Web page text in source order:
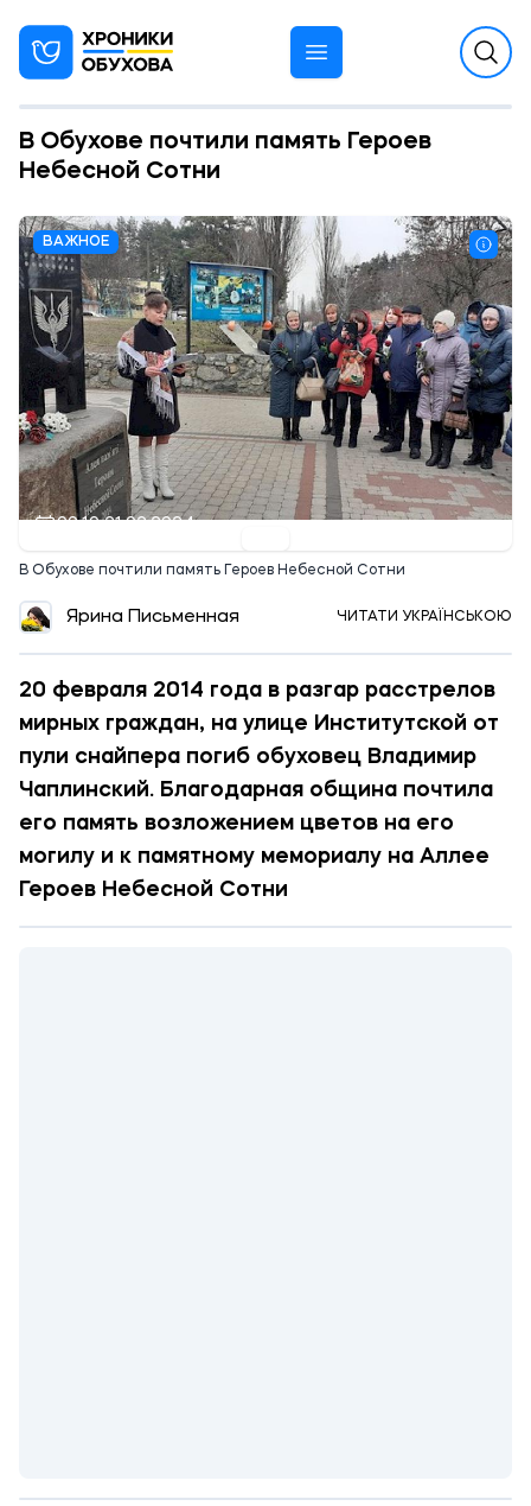
В Обухове почтили память Героев
Небесной Сотни
09:10 21.02.2024
ВАЖНОЕ
В Обухове почтили память Героев Небесной Сотни
Ярина Письменная ЧИТАТИ УКРАЇНСЬКОЮ
20 февраля 2014 года в разгар расстрелов
мирных граждан, на улице Институтской от
пули снайпера погиб обуховец Владимир
Чаплинский. Благодарная община почтила
его память возложением цветов на его
могилу и к памятному мемориалу на Аллее
Героев Небесной Сотни